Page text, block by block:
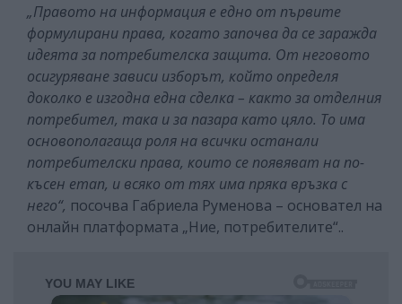
„Правото на информация е едно от първите
формулирани права, когато започва да се заражда
идеята за потребителска защита. От неговото
осигуряване зависи изборът, който определя
доколко е изгодна една сделка – както за отделния
потребител, така и за пазара като цяло. То има
основополагаща роля на всички останали
потребителски права, които се появяват на по-
късен етап, и всяко от тях има пряка връзка с
него“, посочва Габриела Руменова – основател на
онлайн платформата „Ние, потребителите“..